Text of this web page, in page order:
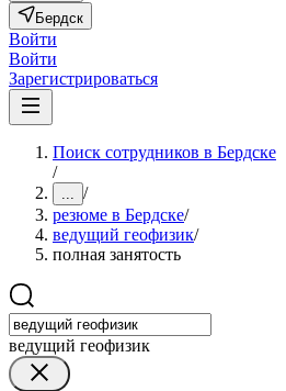
Бердск
Войти
Войти
Зарегистрироваться
Поиск сотрудников в Бердске
/
... /
резюме в Бердске/
ведущий геофизик/
полная занятость
ведущий геофизик